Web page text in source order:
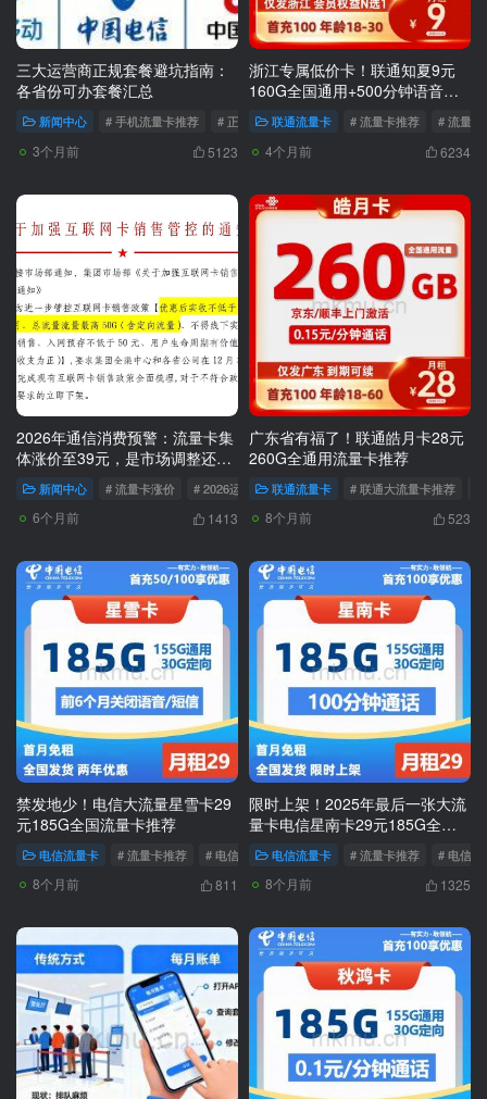
三大运营商正规套餐避坑指南：
各省份可办套餐汇总
新闻中心 # 手机流量卡推荐 # 正规套餐办理指南 # 29月租大流量卡
3个月前 5123
浙江专属低价卡！联通知夏9元
160G全国通用+500分钟语音通
话流量卡推荐
联通流量卡 # 流量卡推荐 # 流量卡
4个月前 6234
2026年通信消费预警：流量卡集
体涨价至39元，是市场调整还是
“收割”开始？
新闻中心 # 流量卡涨价 # 2026运营商新规 # 通信行业新规
6个月前 1413
广东省有福了！联通皓月卡28元
260G全通用流量卡推荐
联通流量卡 # 联通大流量卡推荐
8个月前 523
禁发地少！电信大流量星雪卡29
元185G全国流量卡推荐
电信流量卡 # 流量卡推荐 # 电信大流量卡推荐 # 电信流量卡套餐
8个月前 811
限时上架！2025年最后一张大流
量卡电信星南卡29元185G全国
通用+100分钟流量卡推荐
电信流量卡 # 流量卡推荐 # 电信
8个月前 1325